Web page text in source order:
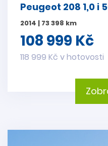
Peugeot 208 1,0 i
2014 | 73 398 km
108 999 Kč
118 999 Kč v hotovosti